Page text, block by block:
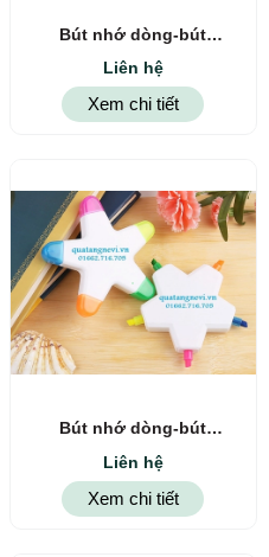
Bút nhớ dòng-bút
highlight 6
Liên hệ
Xem chi tiết
Bút nhớ dòng-bút
Liên hệ
Xem chi tiết